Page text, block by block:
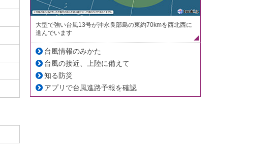
大型で強い台風13号が沖永良部島の東約70kmを西北西に
進んでいます
台風情報のみかた
台風の接近、上陸に備えて
知る防災
アプリで台風進路予報を確認